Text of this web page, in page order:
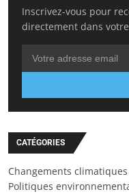
Inscrivez-vous pour
directement dans
CATÉGORIES
Changements climatiques
Politiques